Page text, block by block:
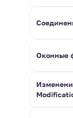
Оконные